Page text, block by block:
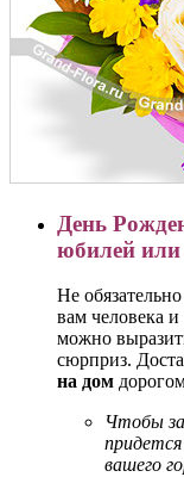
День
юбилей или
Не
вам человека
можно
сюрприз.
на дом
Чтобы
вашего